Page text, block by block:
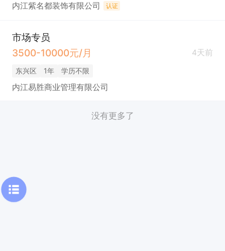
内江紫名都装饰有限公司 认证
市场专员
3500-10000元/月
4天前
东兴区 1年 学历不限
内江易胜商业管理有限公司
没有更多了